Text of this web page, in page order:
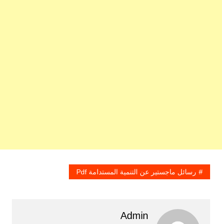
رسائل ماجستير عن التنمية المستدامة Pdf
Admin